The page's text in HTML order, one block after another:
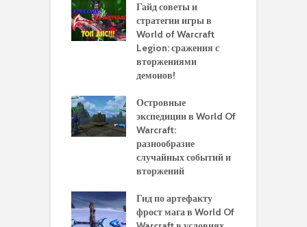
Гайд советы и
стратегии игры в
World of Warcraft
Legion: сражения с
вторжениями
демонов!
Островные
экспедиции в World Of
Warcraft:
разнообразие
случайных событий и
вторжений
Гид по артефакту
фрост мага в World Of